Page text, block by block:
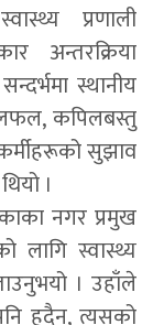
प्रणाली
अन्तरक्रिया
स्थानीय
कपिलबस्तु
सुझाव
।
नगर प्रमुख
लागि स्वास्थ्य
। उहाँले